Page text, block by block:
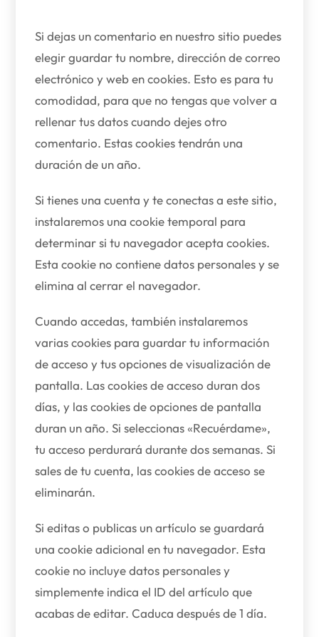
Si dejas un comentario en nuestro sitio puedes
elegir guardar tu nombre, dirección de correo
electrónico y web en cookies. Esto es para tu
comodidad, para que no tengas que volver a
rellenar tus datos cuando dejes otro
comentario. Estas cookies tendrán una
duración de un año.
Si tienes una cuenta y te conectas a este sitio,
instalaremos una cookie temporal para
determinar si tu navegador acepta cookies.
Esta cookie no contiene datos personales y se
elimina al cerrar el navegador.
Cuando accedas, también instalaremos
varias cookies para guardar tu información
de acceso y tus opciones de visualización de
pantalla. Las cookies de acceso duran dos
días, y las cookies de opciones de pantalla
duran un año. Si seleccionas «Recuérdame»,
tu acceso perdurará durante dos semanas. Si
sales de tu cuenta, las cookies de acceso se
eliminarán.
Si editas o publicas un artículo se guardará
una cookie adicional en tu navegador. Esta
cookie no incluye datos personales y
simplemente indica el ID del artículo que
acabas de editar. Caduca después de 1 día.